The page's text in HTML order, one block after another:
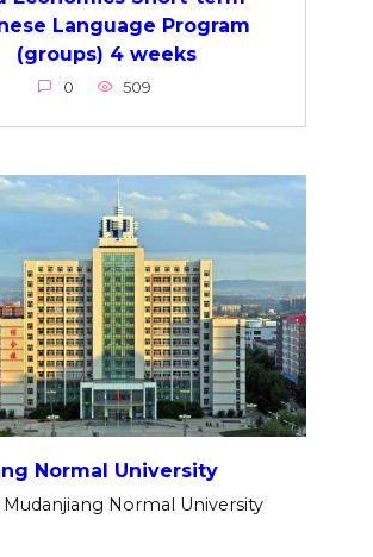
Language Program
(groups) 4 weeks
0 509
Normal University
Normal University